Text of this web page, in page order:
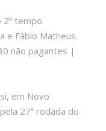
tempo.
e Fábio Matheus.
não pagantes |
em Novo
27ª rodada do